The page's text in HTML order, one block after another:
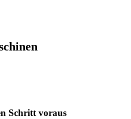
Schritt voraus